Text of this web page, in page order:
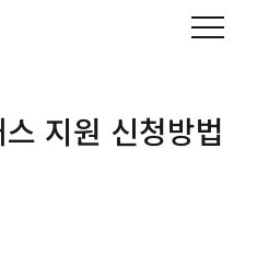
지원 신청방법